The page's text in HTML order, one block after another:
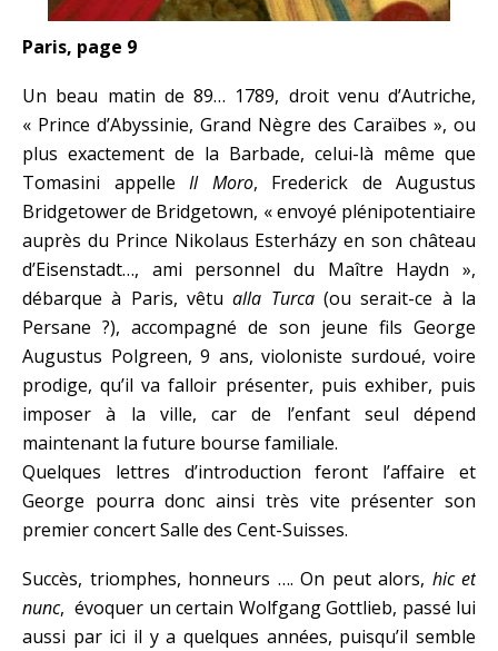
Paris, page 9
Un beau matin de 89… 1789, droit venu d’Autriche,
« Prince d’Abyssinie, Grand Nègre des Caraïbes », ou
plus exactement de la Barbade, celui-là même que
Tomasini appelle Il Moro, Frederick de Augustus
Bridgetower de Bridgetown, « envoyé plénipotentiaire
auprès du Prince Nikolaus Esterházy en son château
d’Eisenstadt…, ami personnel du Maître Haydn »,
débarque à Paris, vêtu alla Turca(ou serait-ce à la
Persane ?), accompagné de son jeune fils George
Augustus Polgreen, 9 ans, violoniste surdoué, voire
prodige, qu’il va falloir présenter, puis exhiber, puis
imposer à la ville, car de l’enfant seul dépend
maintenant la future bourse familiale.
Quelques lettres d’introduction feront l’affaire et
George pourra donc ainsi très vite présenter son
premier concert Salle des Cent-Suisses.
Succès, triomphes, honneurs …. On peut alors, hic et
nunc, évoquer un certain Wolfgang Gottlieb, passé lui
aussi par ici il y a quelques années, puisqu’il semble